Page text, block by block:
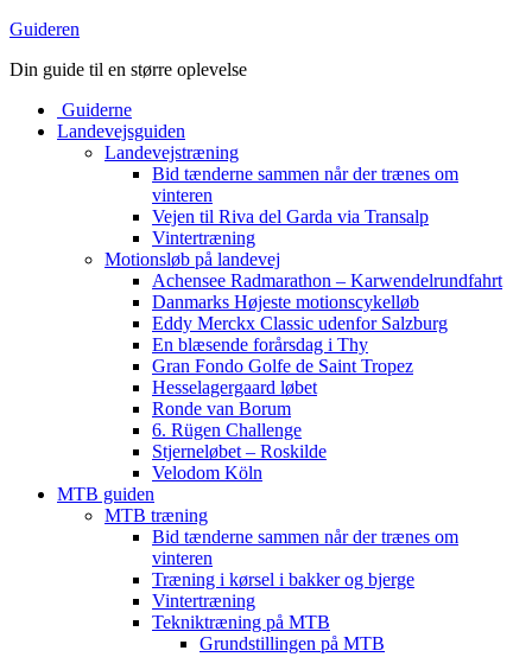
Guideren
Din guide til en større oplevelse
Guiderne
Landevejsguiden
Landevejstræning
Bid tænderne sammen når der trænes om
vinteren
Vejen til Riva del Garda via Transalp
Vintertræning
Motionsløb på landevej
Achensee Radmarathon – Karwendelrundfahrt
Danmarks Højeste motionscykelløb
Eddy Merckx Classic udenfor Salzburg
En blæsende forårsdag i Thy
Gran Fondo Golfe de Saint Tropez
Hesselagergaard løbet
Ronde van Borum
6. Rügen Challenge
Stjerneløbet – Roskilde
Velodom Köln
MTB guiden
MTB træning
Bid tænderne sammen når der trænes om
vinteren
Træning i kørsel i bakker og bjerge
Vintertræning
Tekniktræning på MTB
Grundstillingen på MTB